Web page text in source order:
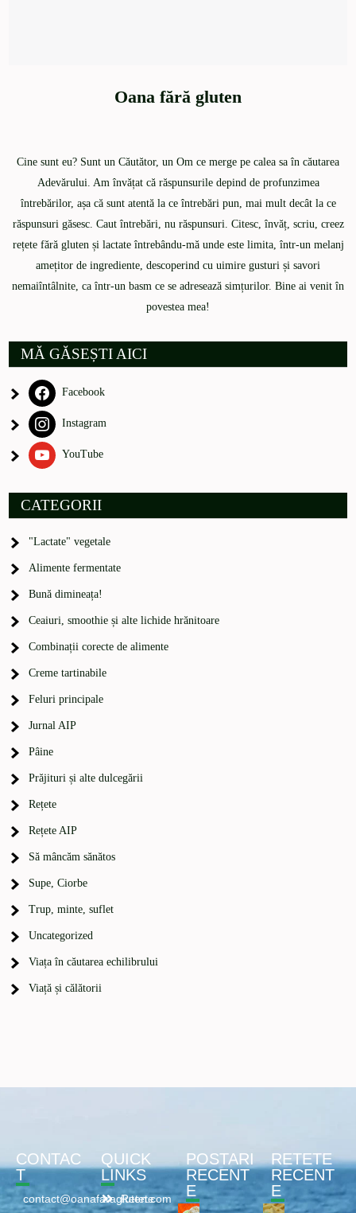
Oana fără gluten
Cine sunt eu? Sunt un Căutător, un Om ce merge pe calea sa în căutarea
Adevărului. Am învățat că răspunsurile depind de profunzimea
întrebărilor, așa că sunt atentă la ce întrebări pun, mai mult decât la ce
răspunsuri găsesc. Caut întrebări, nu răspunsuri. Citesc, învăț, scriu, creez
rețete fără gluten și lactate întrebându-mă unde este limita, într-un melanj
amețitor de ingrediente, descoperind cu uimire gusturi și savori
nemaiîntâlnite, ca într-un basm ce se adresează simțurilor. Bine ai venit în
povestea mea!
MĂ GĂSEȘTI AICI
Facebook
Instagram
YouTube
CATEGORII
"Lactate" vegetale
Alimente fermentate
Bună dimineața!
Ceaiuri, smoothie și alte lichide hrănitoare
Combinații corecte de alimente
Creme tartinabile
Feluri principale
Jurnal AIP
Pâine
Prăjituri și alte dulcegării
Rețete
Rețete AIP
Să mâncăm sănătos
Supe, Ciorbe
Trup, minte, suflet
Uncategorized
Viața în căutarea echilibrului
Viață și călătorii
CONTAC
T
contact@oanafaragluten.com
QUICK
LINKS
Retete
POSTARI
RECENT
E
RETETE
RECENT
E